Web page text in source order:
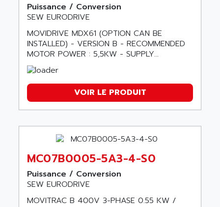
Puissance / Conversion
SEW EURODRIVE
MOVIDRIVE MDX61 (OPTION CAN BE
INSTALLED) - VERSION B - RECOMMENDED
MOTOR POWER : 5,5KW - SUPPLY...
VOIR LE PRODUIT
MC07B0005-5A3-4-S0
Puissance / Conversion
SEW EURODRIVE
MOVITRAC B 400V 3-PHASE 0.55 KW /